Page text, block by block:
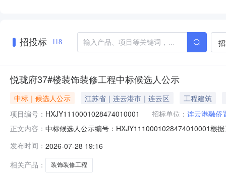
招投标 118
悦珑府37#楼装饰装修工程中标候选人公示
中标｜候选人公示 江苏省｜连云港市｜连云区
工程建筑
项目编号： HXJY1110001028474010001 招标单位： 连云港融侨
正文内容： 中标候选人公示编号：HXJY1110001028474010001根
格。项目负责人（项目经理）：李梦园。工期：45日历
人（项
发布时间： 2026-07-28 19:16
相关产品：
装饰装修工程